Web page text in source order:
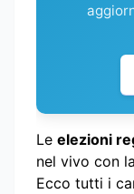
Le elezioni
nel vivo con
Ecco tutti i